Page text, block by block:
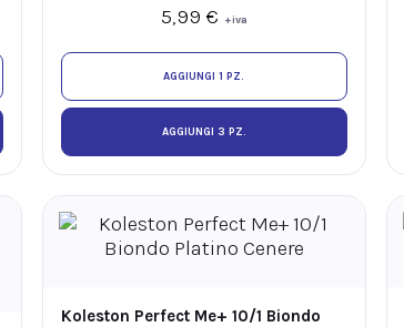
5,99 € +iva
copertura dei capelli bianchi. La
tecnologia ME+ offre elevate
prestazioni colore riducendo il rischio
di sviluppare nuove allergie ai coloranti.
AGGIUNGI 1 PZ.
AGGIUNGI 3 PZ.
Koleston Perfect Me+ 10/1 Biondo